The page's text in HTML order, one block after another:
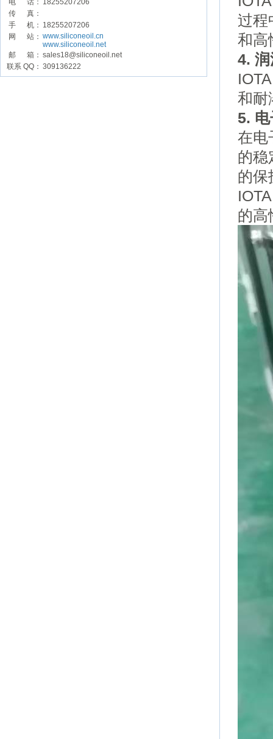
电 话： 18255207206
传 真：
手 机： 18255207206
网 站： www.siliconeoil.cn
www.siliconeoil.net
邮 箱： sales18@siliconeoil.net
联系 QQ： 309136222
过程
和高
4.
和耐
5.
在电
的稳
的保
的高